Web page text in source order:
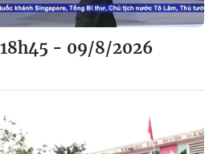
- 09/8/2026